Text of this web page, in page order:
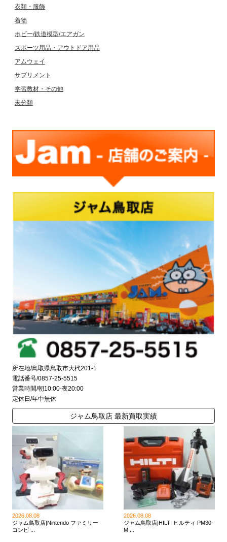
衣類・服飾
着物
ホビー/鉄道模型/エアガン
スポーツ用品・アウトドア用品
アムウェイ
サプリメント
学習教材・その他
未分類
所在地/鳥取県鳥取市大杙201-1
電話番号/0857-25-5515
営業時間/朝10:00-夜20:00
定休日/年中無休
ジャム鳥取店 最新買取実績
2026.08.08
ジャム鳥取店|Nintendo ファミリー
コンピ ...
2026.08.08
ジャム鳥取店|HILTI ヒルティ PM30-
M ...